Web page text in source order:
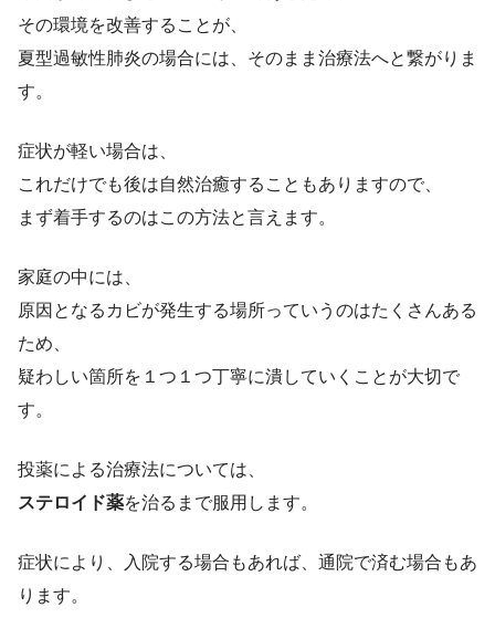
その環境を改善することが、
夏型過敏性肺炎の場合には、そのまま治療法へと繋がりま
す。
症状が軽い場合は、
これだけでも後は自然治癒することもありますので、
まず着手するのはこの方法と言えます。
家庭の中には、
原因となるカビが発生する場所っていうのはたくさんある
ため、
疑わしい箇所を１つ１つ丁寧に潰していくことが大切で
す。
投薬による治療法については、
ステロイド薬を治るまで服用します。
症状により、入院する場合もあれば、通院で済む場合もあ
ります。